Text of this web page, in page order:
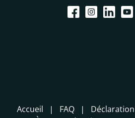
Accueil FAQ